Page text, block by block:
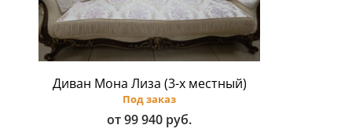
Диван Мона Лиза (3-х местный)
Под заказ
от 99 940 руб.